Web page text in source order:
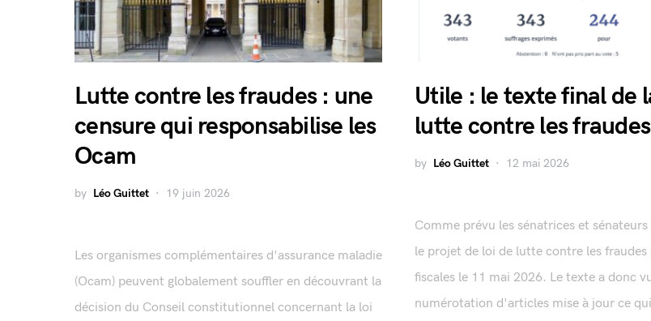
Lutte contre les fraudes : une
censure qui responsabilise les
Ocam
by Léo Guittet 19 juin 2026
Les organismes complémentaires d'assurance maladie
(Ocam) peuvent globalement souffler en découvrant la
décision du Conseil constitutionnel concernant la loi
Utile : le texte final de
lutte contre les fraudes
by Léo Guittet 12 mai 2026
Comme prévu les sénatrices et
le projet de loi de lutte contre les fraudes
fiscales le 11 mai 2026. Le texte a donc
numérotation d'articles mise à jour ce